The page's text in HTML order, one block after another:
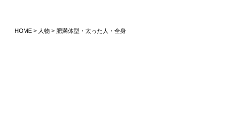
HOME > 人物 > 肥満体型・太った人・全身